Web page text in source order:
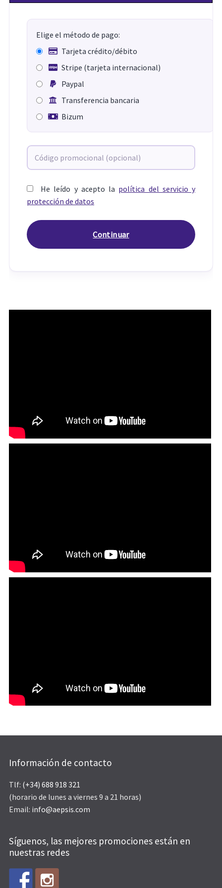
Elige el método de pago:
Tarjeta crédito/débito
Stripe (tarjeta internacional)
Paypal
Transferencia bancaria
Bizum
He leído y acepto la política del servicio y
protección de datos
Información de contacto
Tlf: (+34) 688 918 321
(horario de lunes a viernes 9 a 21 horas)
Email: info@aepsis.com
Síguenos, las mejores promociones están en
nuestras redes